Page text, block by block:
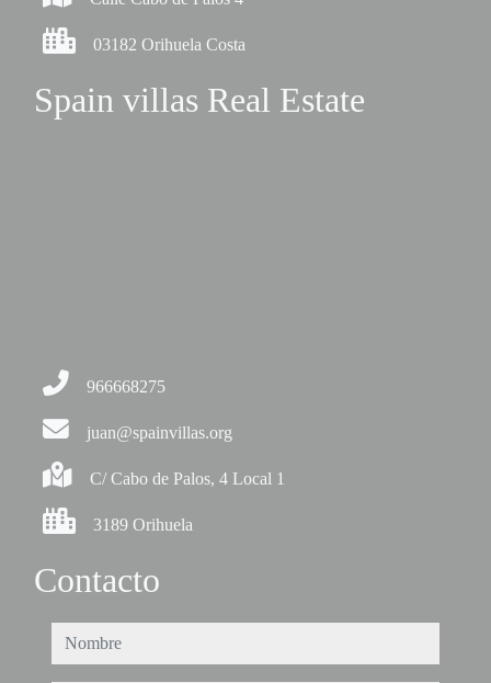
03182 Orihuela Costa
Spain villas Real Estate
966668275
juan@spainvillas.org
C/ Cabo de Palos, 4 Local 1
3189 Orihuela
Contacto
nombre